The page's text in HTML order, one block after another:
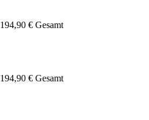
194,90 € Gesamt
194,90 € Gesamt